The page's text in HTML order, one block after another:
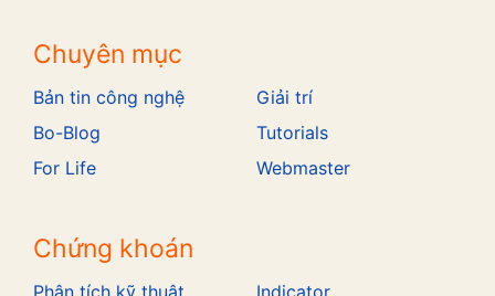
Chuyên mục
Bản tin công nghệ
Bo-Blog
For Life
Giải trí
Tutorials
Webmaster
Chứng khoán